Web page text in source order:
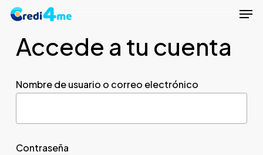
Skip
mainAccede a tu cuenta
Nombre de usuario o correo electrónico
Contraseña